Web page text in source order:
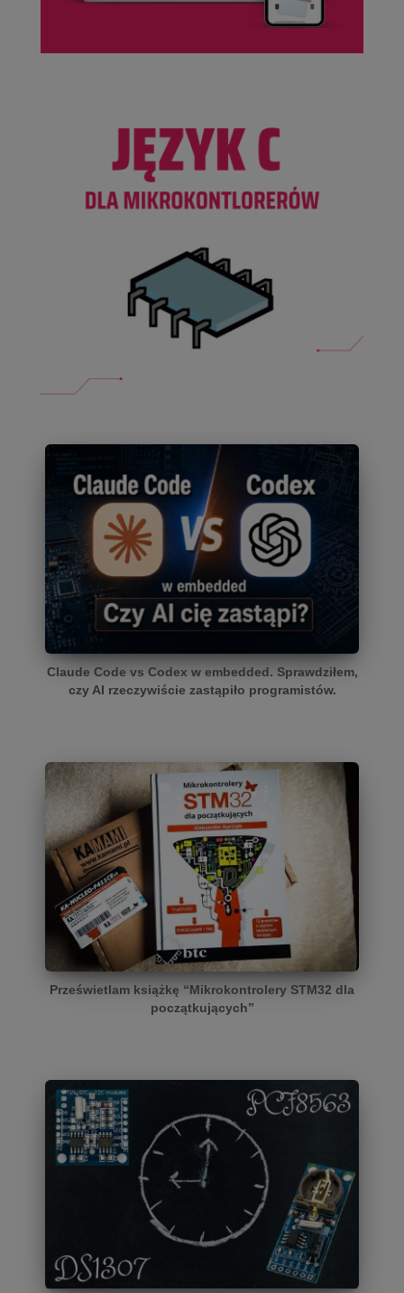
Claude Code vs Codex w embedded. Sprawdziłem,
czy AI rzeczywiście zastąpiło programistów.
Prześwietlam książkę “Mikrokontrolery STM32 dla
początkujących”